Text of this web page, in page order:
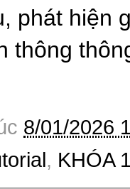
phát hiện
thông
8/01/2026
, KHÓA